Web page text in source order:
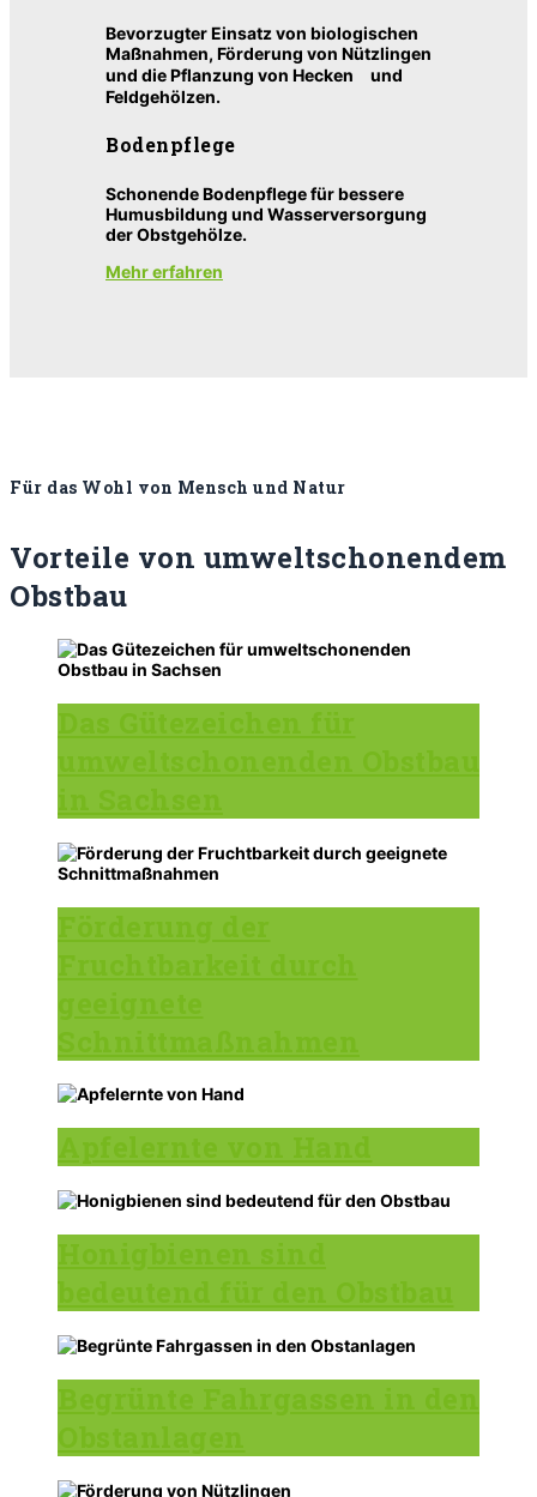
Bevorzugter Einsatz von biologischen
Maßnahmen, Förderung von Nützlingen
und die Pflanzung von Hecken und
Feldgehölzen.
Bodenpflege
Schonende Bodenpflege für bessere
Humusbildung und Wasserversorgung
der Obstgehölze.
Mehr erfahren
Für das Wohl von Mensch und Natur
Vorteile von umweltschonendem
Obstbau